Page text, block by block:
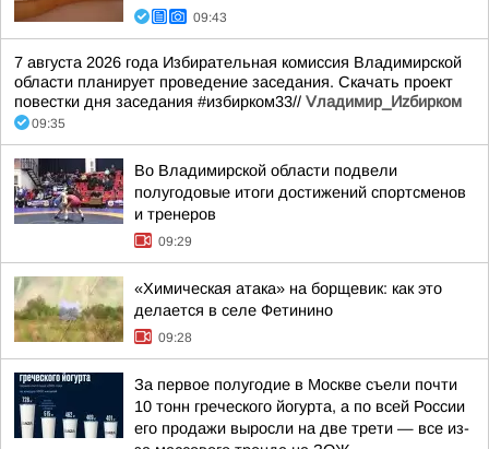
09:43
7 августа 2026 года Избирательная комиссия Владимирской
области планирует проведение заседания. Скачать проект
повестки дня заседания #избирком33// Vладимир_Иzбирком
09:35
Во Владимирской области подвели
полугодовые итоги достижений спортсменов
и тренеров
09:29
«Химическая атака» на борщевик: как это
делается в селе Фетинино
09:28
За первое полугодие в Москве съели почти
10 тонн греческого йогурта, а по всей России
его продажи выросли на две трети — все из-